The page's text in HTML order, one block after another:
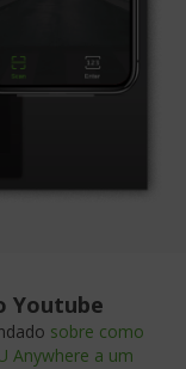
Youtube
sobre como
Anywhere a um